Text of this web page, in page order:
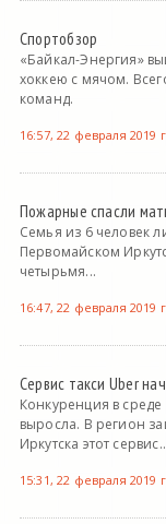
Спортобзор
«Байкал-Энергия»
хоккею с мячом.
команд.
16:57, 22 февраля 2019
Пожарные спасли
Семья из 6 человек
Первомайском
четырьмя...
16:47, 22 февраля 2019
Сервис такси Uber
Конкуренция в среде
выросла. В регион
Иркутска этот
15:31, 22 февраля 2019